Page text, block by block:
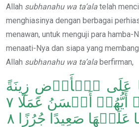
Allah subhanahu wa ta’ala telah
menghiasinya dengan berbagai
menawan, untuk menguji para hamba-
menaati-Nya dan siapa yang
Allah subhanahu wa ta’ala berfirman,
عَلَى ٱلۡأَرۡضِ زِينَةً
لَّهَا لِنَبۡلُوَهُمۡ أَيُّهُمۡ أَحۡسَنُ عَمَلًا ٧
عَلَيۡهَا صَعِيدًا جُرُزًا ٨